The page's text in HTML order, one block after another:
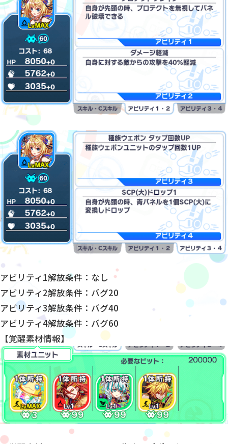
アビリティ1解放条件：なし
アビリティ2解放条件：バグ20
アビリティ3解放条件：バグ40
アビリティ4解放条件：バグ60
【覚醒素材情報】